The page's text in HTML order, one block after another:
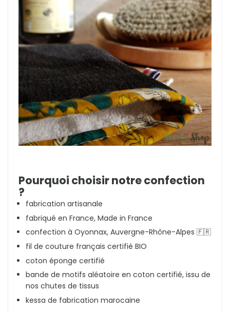
Pourquoi choisir notre confection
?
fabrication artisanale
fabriqué en France, Made in France
confection à Oyonnax, Auvergne-Rhône-Alpes 🇫🇷
fil de couture français certifié BIO
coton éponge certifié
bande de motifs aléatoire en coton certifié, issu de
nos chutes de tissus
kessa de fabrication marocaine